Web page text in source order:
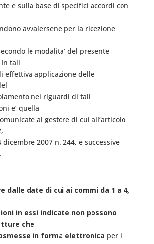
e sulla base di specifici accordi con
avvalersene per la ricezione
le modalita’ del presente
In tali
effettiva applicazione delle
nei riguardi di tali
e’ quella
al gestore di cui all’articolo
dicembre 2007 n. 244, e successive
dalle date di cui ai commi da 1 a 4,
in essi indicate non possono
che
in forma elettronica per il